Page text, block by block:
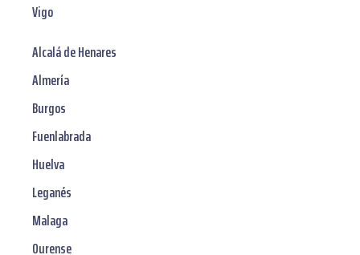
Vigo
Alcalá de Henares
Almería
Burgos
Fuenlabrada
Huelva
Leganés
Malaga
Ourense